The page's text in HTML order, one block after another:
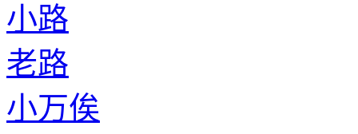
小路
老路
小万俟